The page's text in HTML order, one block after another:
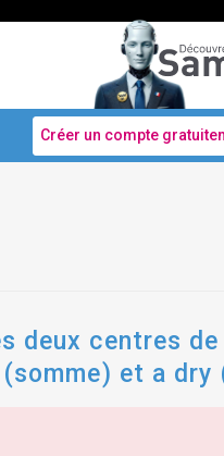
Créer un compte
deux centres
et a dry